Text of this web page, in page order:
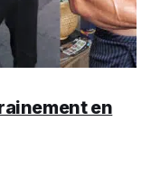
en